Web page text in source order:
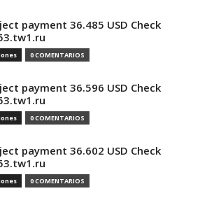
payment 36.485 USD Check
0 COMENTARIOS
payment 36.596 USD Check
0 COMENTARIOS
payment 36.602 USD Check
0 COMENTARIOS